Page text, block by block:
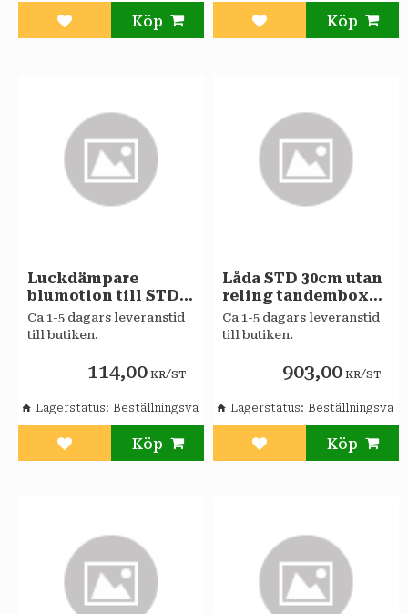
Lägg till i favoriter Lägg till i favoriter
Luckdämpare
blumotion till STD-
GGJ Sagaköket
Ca 1-5 dagars leveranstid
till butiken.
114,00 KR/ST
Lägg till i favoriter
Lagerstatus Beställningsvara
Låda STD 30cm utan
reling tandembox
Sagaköket
Ca 1-5 dagars leveranstid
till butiken.
903,00 KR/ST
Lägg till i favoriter
Lagerstatus Beställningsvara